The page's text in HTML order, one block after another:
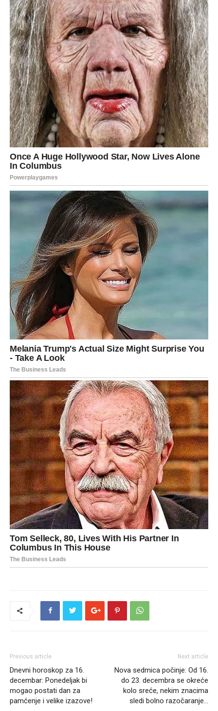
Previous article
Dnevni horoskop za 16.
decembar: Ponedeljak bi
mogao postati dan za
pamćenje i velike izazove!
Next article
Nova sedmica počinje: Od 16.
do 23. decembra se okreće
kolo sreće, nekim znacima
sledi bolno razočaranje…